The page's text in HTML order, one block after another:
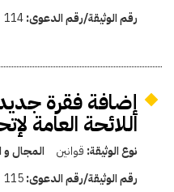
رقم الوثيقة/رقم الدعوى:114
اللائحة العامة
نوع الوثيقة: قوانين المجال و
رقم الوثيقة/رقم الدعوى:115